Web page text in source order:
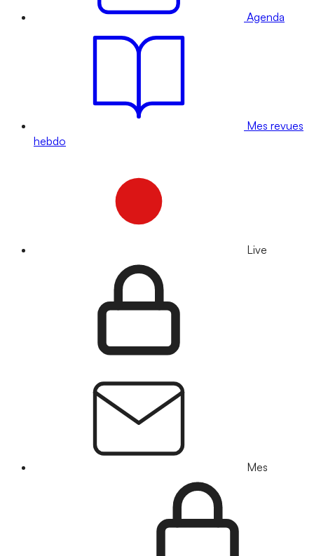
Agenda
Mes revues
hebdo
Live
Mes